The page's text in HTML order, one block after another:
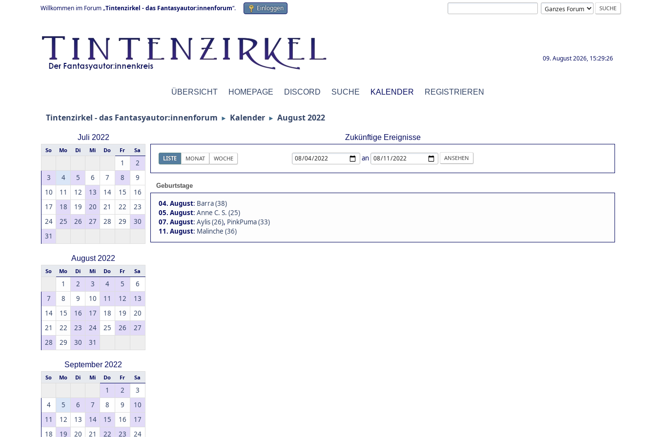
Willkommen im Forum „Tintenzirkel - das Fantasyautor:innenforum“. Einloggen
09. August 2026, 15:29:26
ÜBERSICHT HOMEPAGE DISCORD SUCHE KALENDER REGISTRIEREN
Tintenzirkel - das Fantasyautor:innenforum ► Kalender ► August 2022
Juli 2022
So Mo Di Mi Do Fr Sa
1
2
3
4 5 6 7 8
9
10
11 12 13 14 15
16
17
18 19 20 21 22
23
24
25 26 27 28 29
30
31
August 2022
So Mo Di Mi Do Fr Sa
1 2 3 4 5
6
7
8 9 10 11 12
13
14
15 16 17 18 19
20
21
22 23 24 25 26
27
28
29 30 31
September 2022
So Mo Di Mi Do Fr Sa
1 2
3
4
5 6 7 8 9
10
11
12 13 14 15 16
17
18
19 20 21 22 23 24
Zukünftige Ereignisse
LISTE MONAT WOCHE an
Geburtstage
04. August: Barra (38)
05. August: Anne C. S. (25)
07. August: Aylis (26), PinkPuma (33)
11. August: Malinche (36)